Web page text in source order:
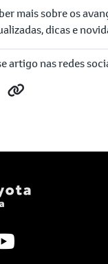
mais sobre os
dicas e
artigo nas redes